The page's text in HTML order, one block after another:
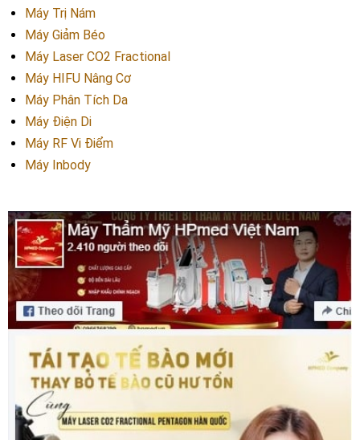
Máy Trị Nám
Máy Giảm Béo
Máy Laser CO2 Fractional
Máy HIFU Nâng Cơ
Máy Phân Tích Da
Máy Điện Di
Máy RF Vi Điểm
Máy Inbody